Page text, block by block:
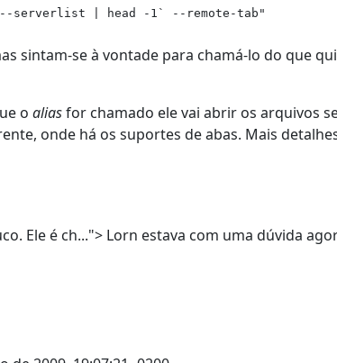
--serverlist | head -1` --remote-tab"
sintam-se à vontade para chamá-lo do que
o aliasfor chamado ele vai abrir os arquivos
onde há os suportes de abas. Mais
Ele é ch..."> Lorn estava com uma dúvida